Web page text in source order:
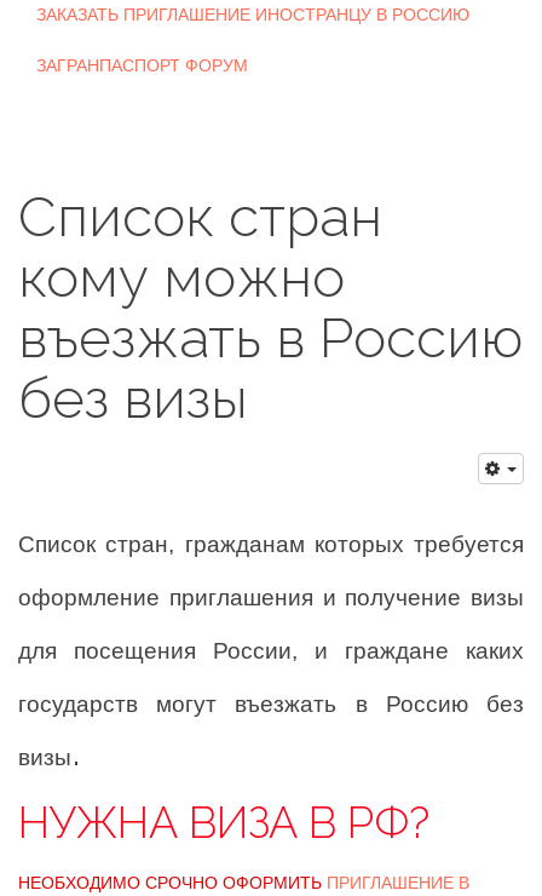
ЗАКАЗАТЬ ПРИГЛАШЕНИЕ ИНОСТРАНЦУ В РОССИЮ
ЗАГРАНПАСПОРТ ФОРУМ
Список стран
кому можно
въезжать в Россию
без визы
Список стран, гражданам которых требуется
оформление приглашения и получение визы
для посещения России, и граждане каких
государств могут въезжать в Россию без
визы.
НУЖНА ВИЗА В РФ?
НЕОБХОДИМО СРОЧНО ОФОРМИТЬ ПРИГЛАШЕНИЕ В